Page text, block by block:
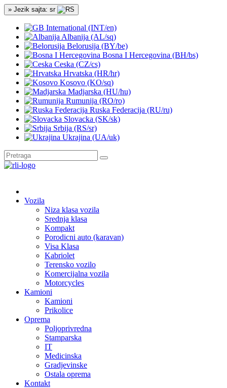
» Jezik sajta: sr
International (INT/en)
Albanija (AL/sq)
Belorusija (BY/be)
Bosna I Hercegovina (BH/bs)
Ceska (CZ/cs)
Hrvatska (HR/hr)
Kosovo (KO/sq)
Madjarska (HU/hu)
Rumunija (RO/ro)
Ruska Federacija (RU/ru)
Slovacka (SK/sk)
Srbija (RS/sr)
Ukrajina (UA/uk)
Vozila
Niza klasa vozila
Srednja klasa
Kompakt
Porodicni auto (karavan)
Visa Klasa
Kabriolet
Terensko vozilo
Komercijalna vozila
Motorcycles
Kamioni
Kamioni
Prikolice
Oprema
Poljoprivredna
Stamparska
IT
Medicinska
Gradjevinske
Ostala oprema
Kontakt